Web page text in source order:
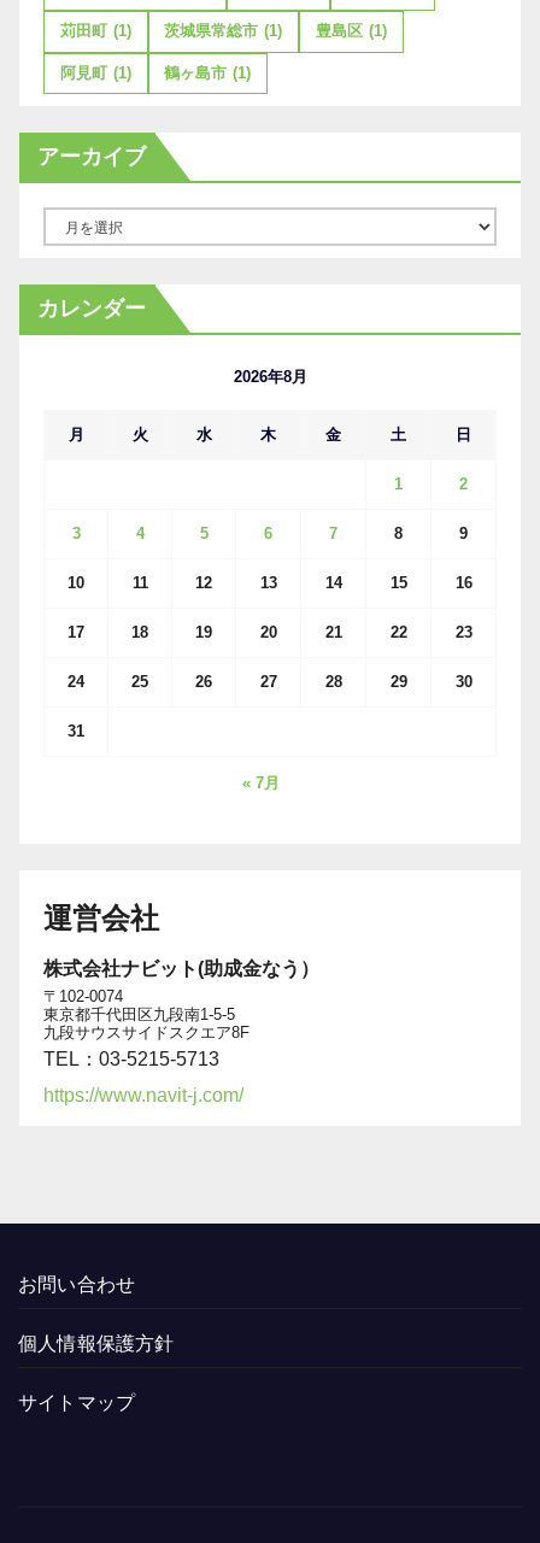
苅田町 (1) 茨城県常総市 (1) 豊島区 (1)
阿見町 (1) 鶴ヶ島市 (1)
アーカイブ
カ
イ
カレンダー
2026年8月
月 火 水 木 金 土 日
1 2
3 4 5 6 7 8 9
10 11 12 13 14 15 16
17 18 19 20 21 22 23
24 25 26 27 28 29 30
31
« 7月
運営会社
株式会社ナビット(助成金なう）
〒102-0074
東京都千代田区九段南1-5-5
九段サウスサイドスクエア8F
TEL：03-5215-5713
https://www.navit-j.com/
お問い合わせ
個人情報保護方針
サイトマップ